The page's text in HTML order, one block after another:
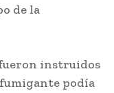
de la
instruidos
podía